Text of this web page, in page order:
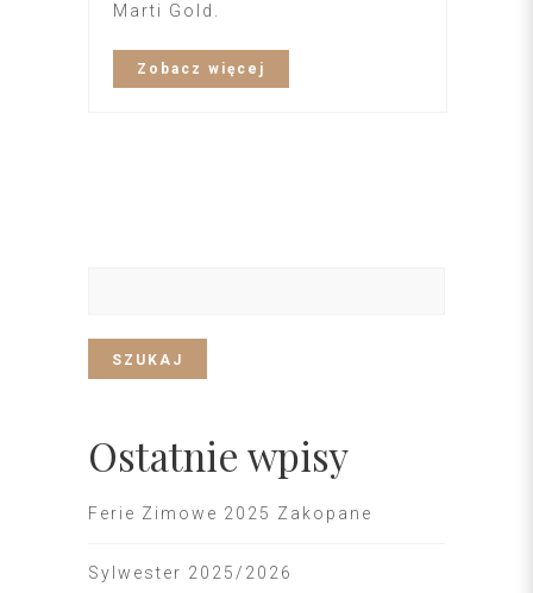
Marti Gold.
Zobacz więcej
SZUKAJ
Ostatnie wpisy
Ferie Zimowe 2025 Zakopane
Sylwester 2025/2026